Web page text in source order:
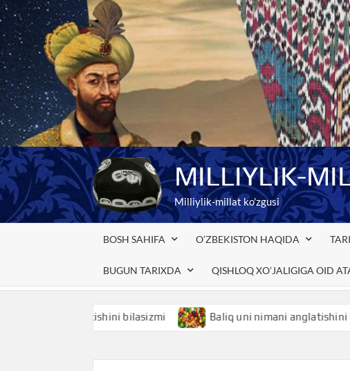
Skip
to
content
MILLIYLIK-
Milliylik-millat ko'zgusi
BOSH SAHIFA O’ZBEKISTON HAQIDA
BUGUN TARIXDA QISHLOQ XO’JALIGIGA OID
anglatishini bilasizmi Baliq uni nimani anglatishini bilasizmi